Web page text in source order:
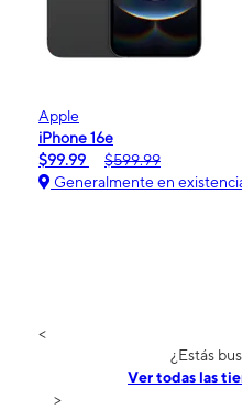
Apple
iPhone 16e
$99.99
$599.99
Generalmente en
<
¿Estás
Ver todas las
>